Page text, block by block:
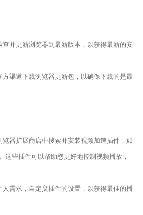
查并更新浏览器到最新版本，以获得最新的安
方渠道下载浏览器更新包，以确保下载的是最
览器扩展商店中搜索并安装视频加速插件，如
这些插件可以帮助您更好地控制视频播放，
人需求，自定义插件的设置，以获得最佳的播